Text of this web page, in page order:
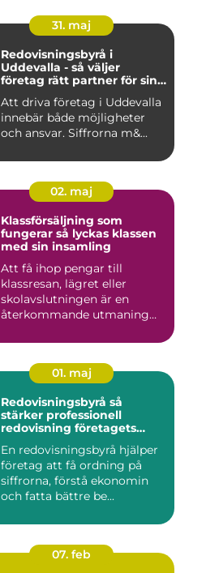
31. maj
Redovisningsbyrå i
Uddevalla - så väljer
företag rätt partner för sin
Att driva företag i Uddevalla
innebär både möjligheter
och ansvar. Siffrorna m&...
02. maj
Klassförsäljning som
fungerar så lyckas klassen
med sin insamling
Att få ihop pengar till
klassresan, lägret eller
skolavslutningen är en
återkommande utmaning
01. maj
Redovisningsbyrå så
stärker professionell
redovisning företagets
En redovisningsbyrå hjälper
företag att få ordning på
siffrorna, förstå ekonomin
och fatta bättre be...
07. feb